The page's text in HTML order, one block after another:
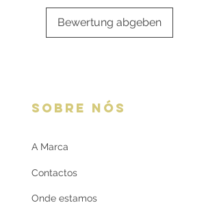
Bewertung abgeben
SOBRE NÓS
A Marca
Contactos
Onde estamos